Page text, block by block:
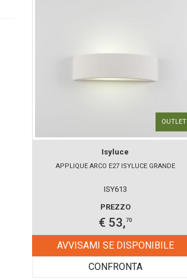
OUTLET
Isyluce
APPLIQUE ARCO E27 ISYLUCE GRANDE
ISY613
PREZZO
€ 53,70
AVVISAMI SE DISPONIBILE
CONFRONTA